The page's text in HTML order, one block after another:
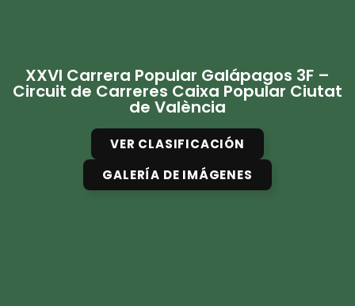
XXVI Carrera Popular Galápagos 3F –
Circuit de Carreres Caixa Popular Ciutat
de València
VER CLASIFICACIÓN
GALERÍA DE IMÁGENES